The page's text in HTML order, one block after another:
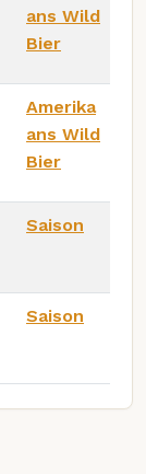
ans Wild
Bier
Amerika
ans Wild
Bier
Saison
Saison